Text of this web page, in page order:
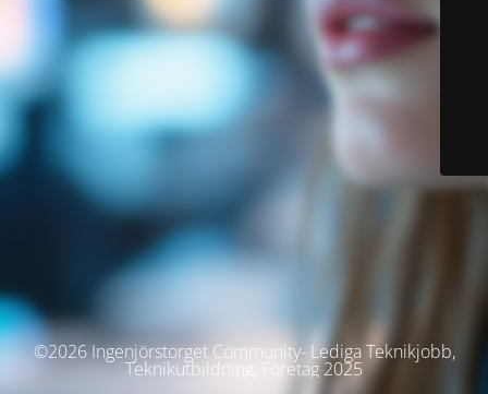
©2026 Ingenjörstorget Community- Lediga Teknikjobb,
Teknikutbildning, Företag 2025